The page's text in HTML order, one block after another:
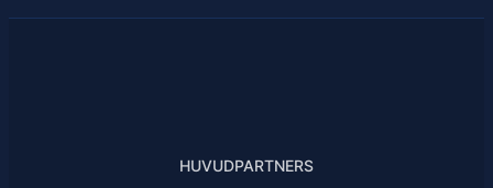
HUVUDPARTNERS